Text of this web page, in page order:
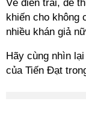
Vẻ điển trai, dễ
khiến cho không
nhiều khán giả
Hãy cùng nhìn
của Tiến Đạt